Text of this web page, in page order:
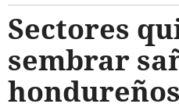
Sectores
sembrar
hondureños